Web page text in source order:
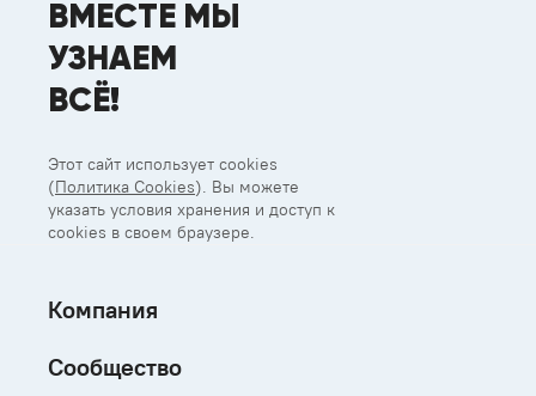
ВМЕСТЕ МЫ
УЗНАЕМ
ВСЁ!
Этот сайт использует cookies
(Политика Cookies). Вы можете
указать условия хранения и доступ к
cookies в своем браузере.
Компания
Сообщество